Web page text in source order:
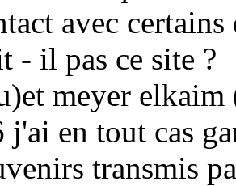
avec certains
- il pas ce site ?
meyer
j'ai en tout cas
transmis